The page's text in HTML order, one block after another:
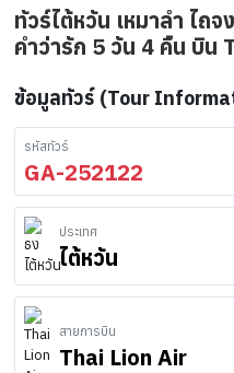
ทัวร์ไต้หวัน เหมาลำ ไถ
คำว่ารัก 5 วัน 4 คืน บิน
ข้อมูลทัวร์ (Tour
รหัสทัวร์
GA-252122
ประเทศ
ไต้หวัน
สายการบิน
Thai Lion Air